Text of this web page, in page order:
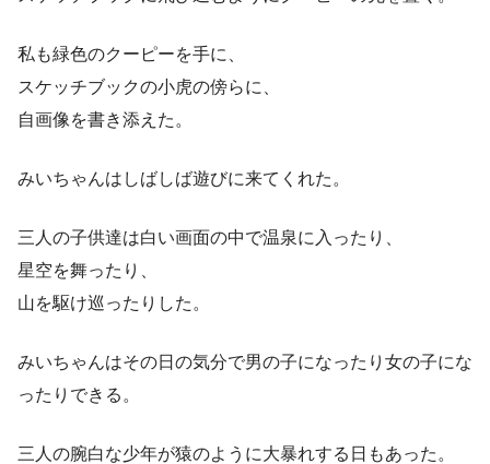
私も緑色のクーピーを手に、
スケッチブックの小虎の傍らに、
自画像を書き添えた。
みいちゃんはしばしば遊びに来てくれた。
三人の子供達は白い画面の中で温泉に入ったり、
星空を舞ったり、
山を駆け巡ったりした。
みいちゃんはその日の気分で男の子になったり女の子にな
ったりできる。
三人の腕白な少年が猿のように大暴れする日もあった。